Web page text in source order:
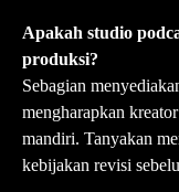
Apakah studio
produksi?
Sebagian
mengharapkan
mandiri. Tanyakan
kebijakan revisi